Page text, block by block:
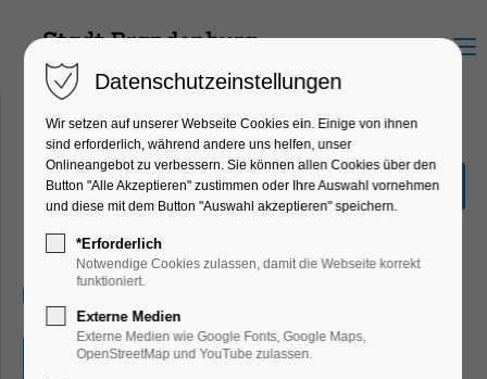
Menu
Brandenburger Gospelchor
Sing & Joy: Jahreskonzert
Konzert, Musik
Eintritt frei
Datenschutzeinstellungen
Wir setzen auf unserer Webseite Cookies ein. Einige von ihnen
sind erforderlich, während andere uns helfen, unser
Onlineangebot zu verbessern. Sie können allen Cookies über den
Button "Alle Akzeptieren" zustimmen oder Ihre Auswahl vornehmen
und diese mit dem Button "Auswahl akzeptieren" speichern.
*Erforderlich
Notwendige Cookies zulassen, damit die Webseite korrekt
funktioniert.
Externe Medien
Externe Medien wie Google Fonts, Google Maps,
OpenStreetMap und YouTube zulassen.